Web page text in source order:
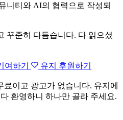
니티와 AI의 협력으로 작성되
꾸준히 다듬습니다. 다 읽으셨
여하기 유지 후원하기
료이고 광고가 없습니다. 유지에
환영하니 하나만 골라 주세요.